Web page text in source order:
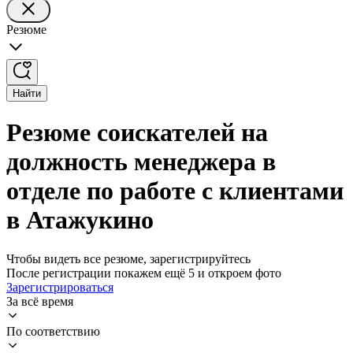
Резюме
Найти
Резюме соискателей на
должность менеджера в
отделе по работе с клиентами
в Атажукино
Чтобы видеть все резюме, зарегистрируйтесь
После регистрации покажем ещё 5 и откроем фото
Зарегистрироваться
За всё время
По соответствию